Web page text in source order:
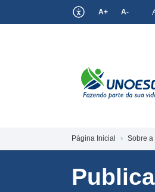
A+ A-
Página Inicial Sobre a